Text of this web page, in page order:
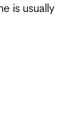
is usually